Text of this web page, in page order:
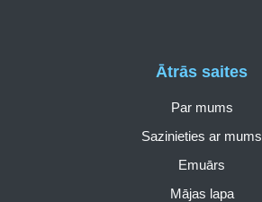
Ātrās saites
Par mums
Sazinieties ar mums
Emuārs
Mājas lapa